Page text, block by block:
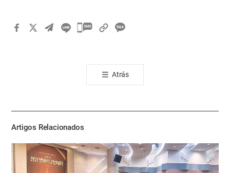
카
톡
공
기
Atrás
Artigos Relacionados